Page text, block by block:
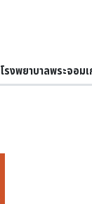
โรงพยาบาลพระจอม